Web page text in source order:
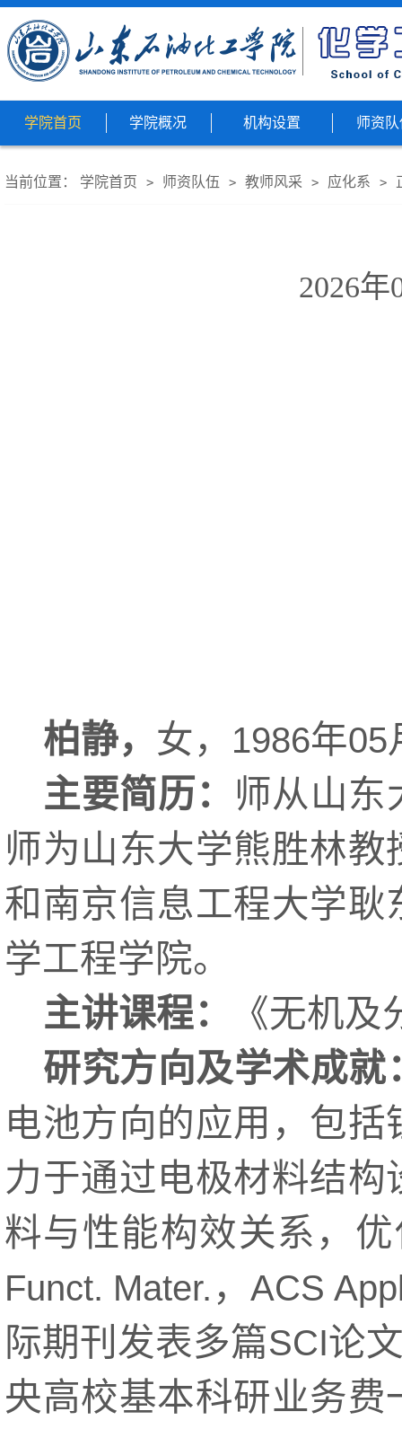
学院首页 学院概况 机构设置 师资
当前位置： 学院首页 > 师资队伍 > 教师风采 > 应化系 >
2026
柏静， 女， 1986年05
主要简历： 师从山东
师为山东大学熊胜林
和南京信息工程大学
学工程学院。
主讲课程：
《无机
研究方向及学术成就
电池方向的应用，包
力于通过电极材料结
料与性能构效关系，
Funct. Mater. ，ACS
际期刊发表多篇SCI论
央高校基本科研业务